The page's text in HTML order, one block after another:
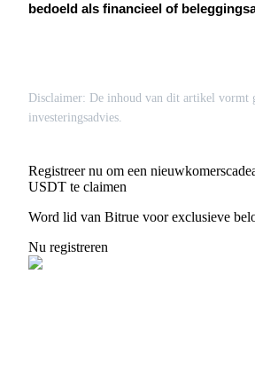
Share 500000 CASHCAT prize pool
Exclusive for BitMart Users
Register & Trade to Win 500,000
bedoeld als financieel of
Disclaimer: De inhoud van dit artikel vormt
investeringsadvies.
Registreer nu om een
USDT te claimen
Word lid van Bitrue voor exclusieve
Nu registreren